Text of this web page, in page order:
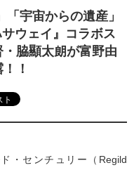
宇宙からの遺産」
ウェイ』コラボス
脇顯太朗が富野由
！
・センチュリー（Regild